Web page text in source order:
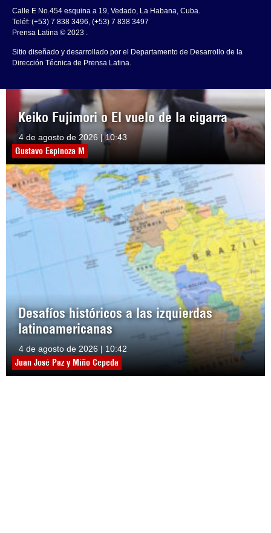
Keiko Fujimori o El vuelo de la cigarra
4 de agosto de 2026 | 10:43
Gustavo Espinoza M
Desafíos históricos a las izquierdas
latinoamericanas
4 de agosto de 2026 | 10:42
Juan José Paz y Miño Cepeda
Calle E No.454 esquina a 19, Vedado, La Habana, Cuba.
Teléf: (+53) 7 838 3496, (+53) 7 838 3497
Prensa Latina © 2023 .
Sitio diseñado y desarrollado por el Departamento de Desarrollo de la
Dirección Técnica de Prensa Latina.